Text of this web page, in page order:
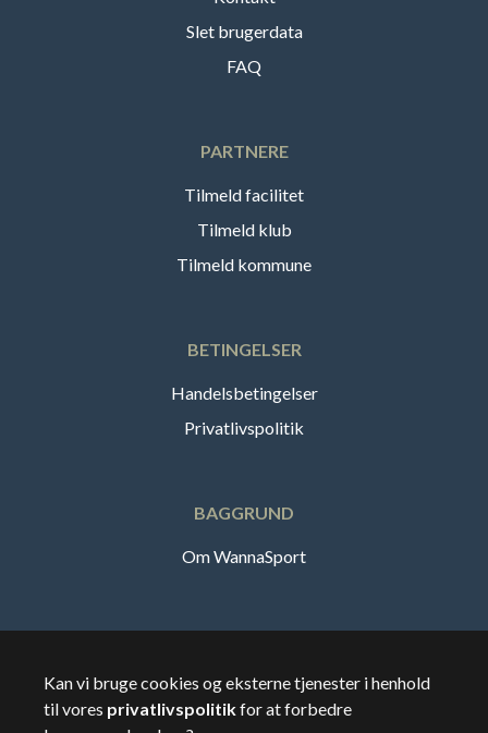
Slet brugerdata
FAQ
PARTNERE
Tilmeld facilitet
Tilmeld klub
Tilmeld kommune
BETINGELSER
Handelsbetingelser
Privatlivspolitik
BAGGRUND
Om WannaSport
🇸🇪Sverige
Kan vi bruge cookies og eksterne tjenester i henhold
til vores privatlivspolitikfor at forbedre